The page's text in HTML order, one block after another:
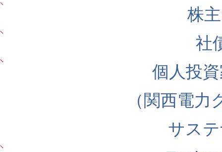
株
社
個人投
（関西電
サス